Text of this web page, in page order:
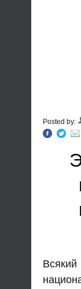
Posted by: